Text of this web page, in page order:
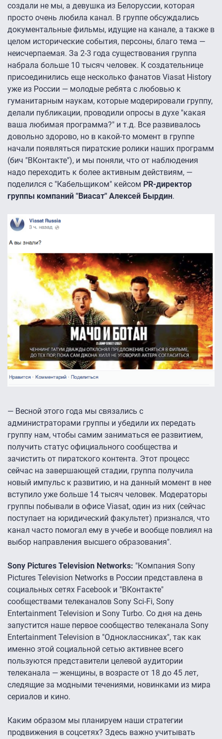
создали не мы, а девушка из Белоруссии, которая
просто очень любила канал. В группе обсуждались
документальные фильмы, идущие на канале, а также в
целом исторические события, персоны, благо тема —
неисчерпаемая. За 2-3 года существования группа
набрала больше 10 тысяч человек. К создательнице
присоединились еще несколько фанатов Viasat History
уже из России — молодые ребята с любовью к
гуманитарным наукам, которые модерировали группу,
делали публикации, проводили опросы в духе "какая
ваша любимая программа?" и т.д. Все развивалось
довольно здорово, но в какой-то момент в группе
начали появляться пиратские ролики наших программ
(бич "ВКонтакте"), и мы поняли, что от наблюдения
надо переходить к более активным действиям, —
поделился с "Кабельщиком" кейсом PR-директор
группы компаний "Виасат" Алексей Бырдин.
— Весной этого года мы связались с
администраторами группы и убедили их передать
группу нам, чтобы самим заниматься ее развитием,
получить статус официального сообщества и
зачистить от пиратского контента. Этот процесс
сейчас на завершающей стадии, группа получила
новый импульс к развитию, и на данный момент в нее
вступило уже больше 14 тысяч человек. Модераторы
группы побывали в офисе Viasat, один из них (сейчас
поступает на юридический факультет) признался, что
канал часто помогал ему в учебе и вообще повлиял на
выбор направления высшего образования".
Sony Pictures Television Networks: "Компания Sony
Pictures Television Networks в России представлена в
социальных сетях Facebook и "ВКонтакте"
сообществами телеканалов Sony Sci-Fi, Sony
Entertainment Television и Sony Turbo. Со дня на день
запустится наше первое сообщество телеканала Sony
Entertainment Television в "Одноклассниках", так как
именно этой социальной сетью активнее всего
пользуются представители целевой аудитории
телеканала — женщины, в возрасте от 18 до 45 лет,
следящие за модными течениями, новинками из мира
сериалов и кино.
Каким образом мы планируем наши стратегии
продвижения в соцсетях? Здесь важно учитывать